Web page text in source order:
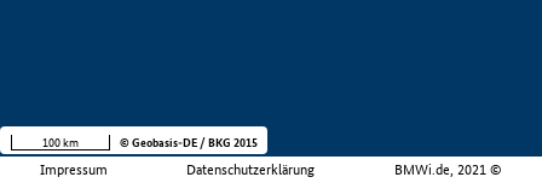
Impressum Datenschutzerklärung BMWi.de, 2021 ©
100 km © Geobasis-DE / BKG 2015